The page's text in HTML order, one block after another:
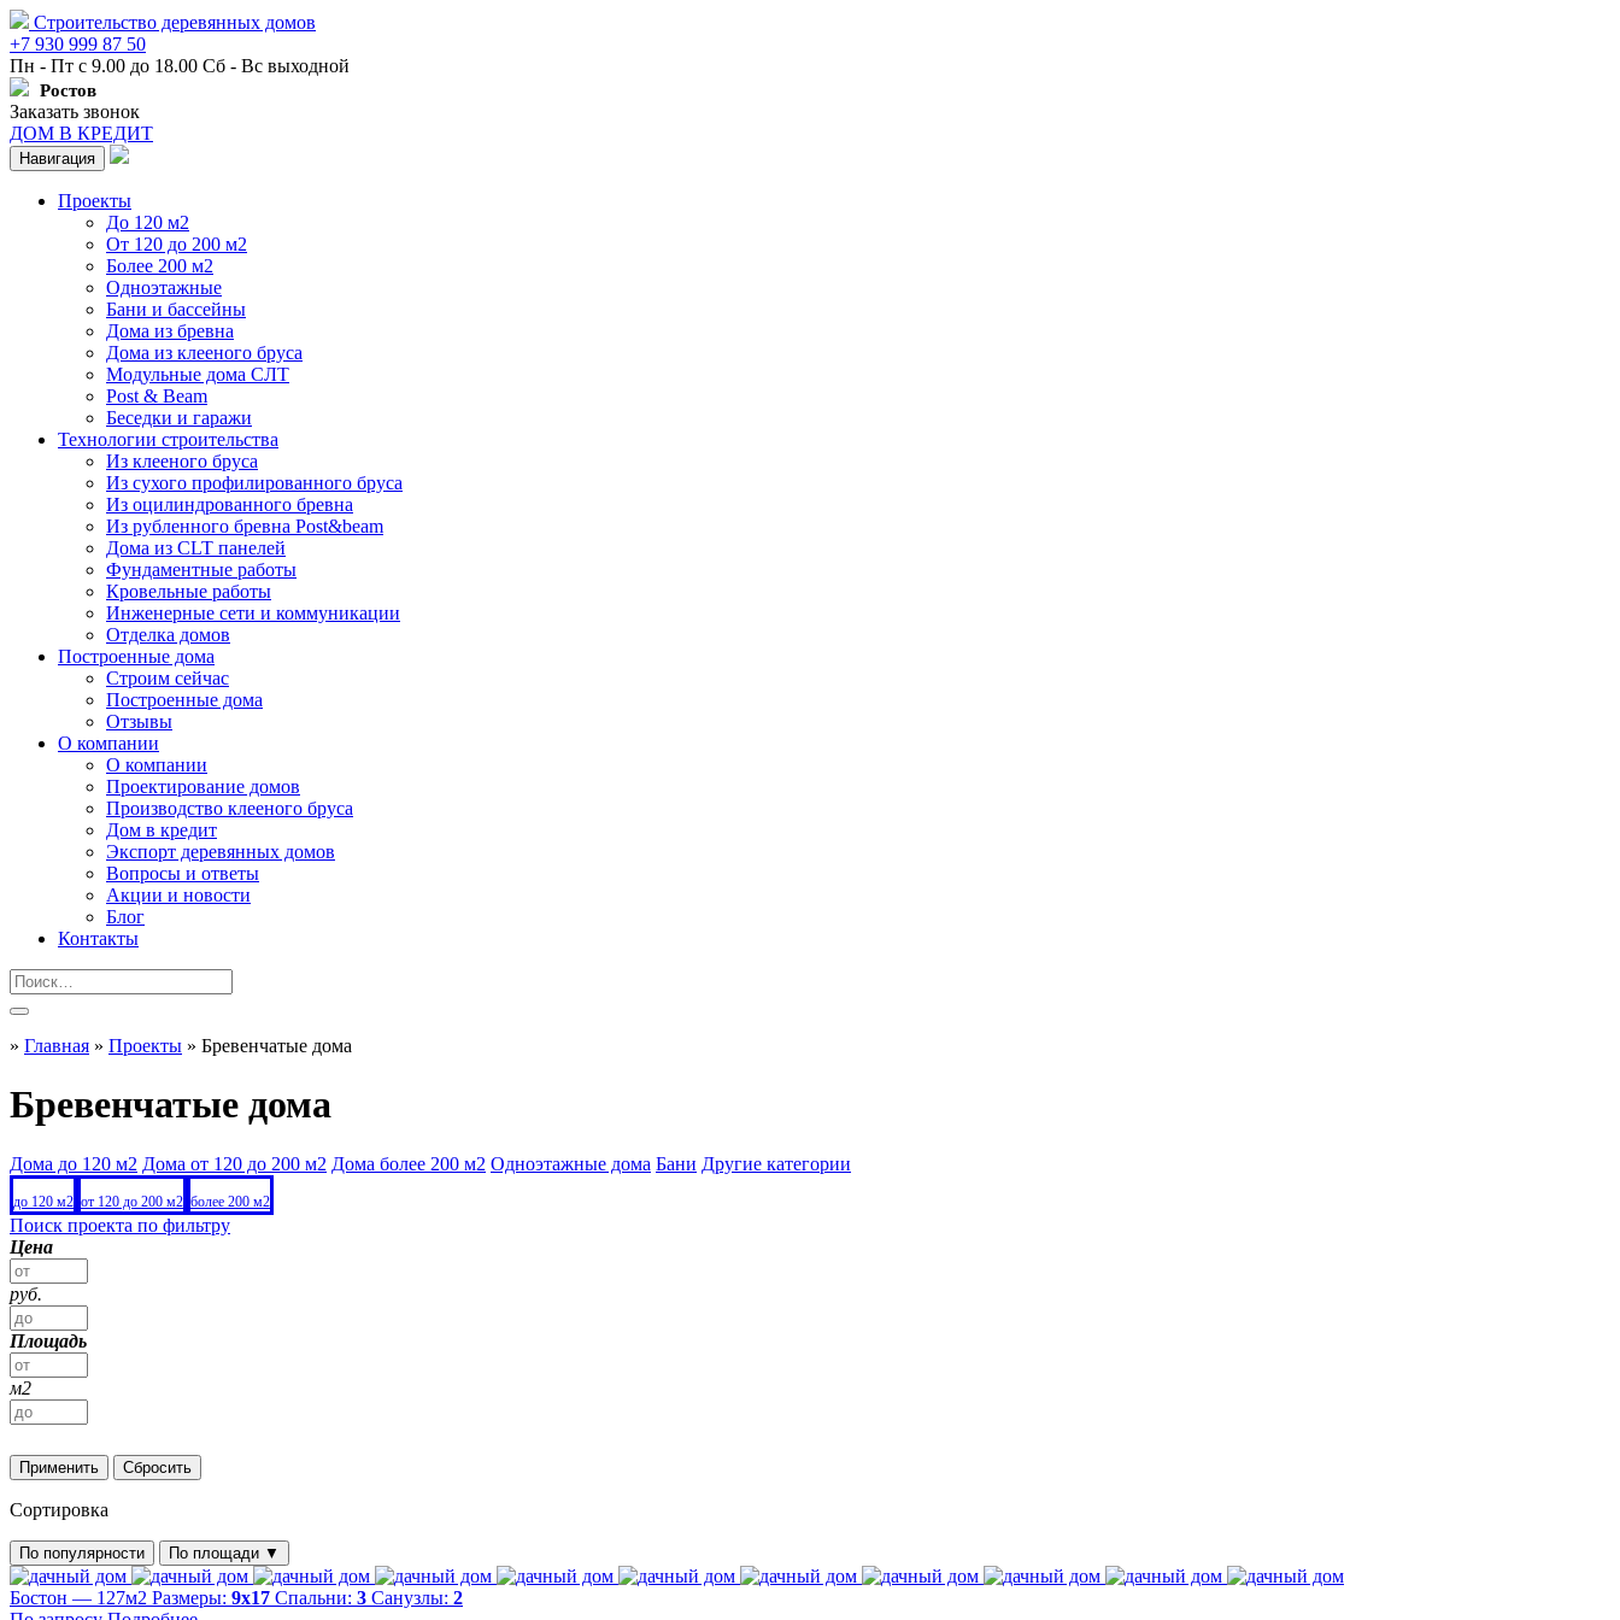
Строительство деревянных домов
+7 930 999 87 50
Пн - Пт с 9.00 до 18.00 Сб - Вс выходной
Ростов
Заказать звонок
ДОМ В КРЕДИТ
Навигация
Проекты
До 120 м2
От 120 до 200 м2
Более 200 м2
Одноэтажные
Бани и бассейны
Дома из бревна
Дома из клееного бруса
Модульные дома СЛТ
Post & Beam
Беседки и гаражи
Технологии строительства
Из клееного бруса
Из сухого профилированного бруса
Из оцилиндрованного бревна
Из рубленного бревна Post&beam
Дома из CLT панелей
Фундаментные работы
Кровельные работы
Инженерные сети и коммуникации
Отделка домов
Построенные дома
Строим сейчас
Построенные дома
Отзывы
О компании
О компании
Проектирование домов
Производство клееного бруса
Дом в кредит
Экспорт деревянных домов
Вопросы и ответы
Акции и новости
Блог
Контакты
» Главная » Проекты » Бревенчатые дома
Бревенчатые дома
Дома до 120 м2 Дома от 120 до 200 м2 Дома более 200 м2 Одноэтажные дома Бани Другие категории
до 120 м2 от 120 до 200 м2 более 200 м2
Поиск проекта по фильтру
Цена
руб.
Площадь
м2
Применить Сбросить
Сортировка
По популярности По площади ▼
Бостон — 127м2 Размеры: 9х17 Спальни: 3 Санузлы: 2